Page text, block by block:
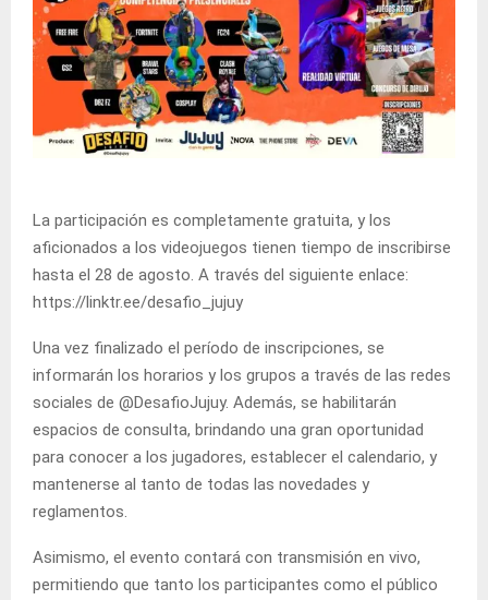
La participación es completamente gratuita, y los
aficionados a los videojuegos tienen tiempo de inscribirse
hasta el 28 de agosto. A través del siguiente enlace:
https://linktr.ee/desafio_jujuy
Una vez finalizado el período de inscripciones, se
informarán los horarios y los grupos a través de las redes
sociales de @DesafioJujuy. Además, se habilitarán
espacios de consulta, brindando una gran oportunidad
para conocer a los jugadores, establecer el calendario, y
mantenerse al tanto de todas las novedades y
reglamentos.
Asimismo, el evento contará con transmisión en vivo,
permitiendo que tanto los participantes como el público